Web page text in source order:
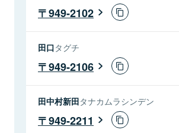
949-2102
田口タグチ
949-2106
田中村新田タナカムラシンデン
949-2211